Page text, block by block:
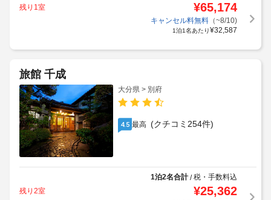
残り1室
¥65,174
キャンセル料無料（~8/10)
1泊1名あたり¥32,587
旅館 千成
大分県 > 別府
4.5 最高 (クチコミ254件)
1泊2名合計/税・手数料込
残り2室
¥25,362